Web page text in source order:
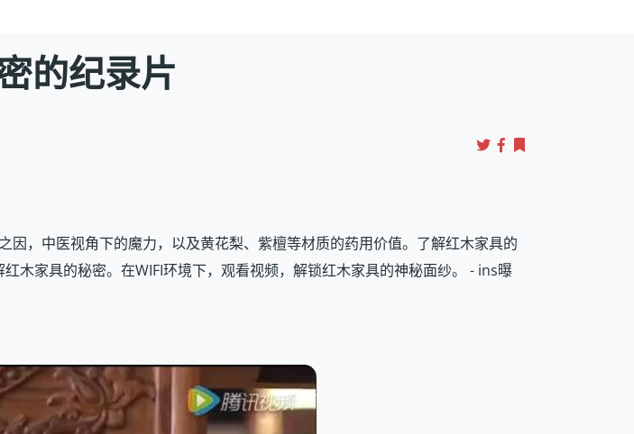
的纪录片
，中医视角下的魔力，以及黄花梨、紫檀等材质的药用价值。了解红木家具的
木家具的秘密。在WIFI环境下，观看视频，解锁红木家具的神秘面纱。 - ins曝